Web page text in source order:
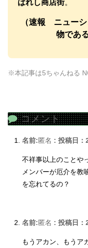
ばれし商店街。
（速報 ニュー
物であ
※本記事は5ちゃんねる
コメント
名前:匿名 : 投稿日
不祥事以上のことや
メンバーが厄介を教
を忘れてるの？
名前:匿名 : 投稿日
もうアカン、もうア